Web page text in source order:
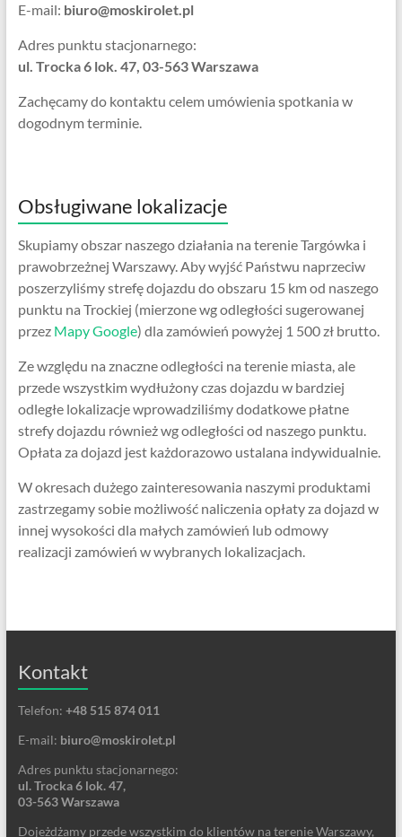
E-mail: biuro@moskirolet.pl
Adres punktu stacjonarnego:
ul. Trocka 6 lok. 47, 03-563 Warszawa
Zachęcamy do kontaktu celem umówienia spotkania w
dogodnym terminie.
Obsługiwane lokalizacje
Skupiamy obszar naszego działania na terenie Targówka i
prawobrzeżnej Warszawy. Aby wyjść Państwu naprzeciw
poszerzyliśmy strefę dojazdu do obszaru 15 km od naszego
punktu na Trockiej (mierzone wg odległości sugerowanej
przez Mapy Google) dla zamówień powyżej 1 500 zł brutto.
Ze względu na znaczne odległości na terenie miasta, ale
przede wszystkim wydłużony czas dojazdu w bardziej
odległe lokalizacje wprowadziliśmy dodatkowe płatne
strefy dojazdu również wg odległości od naszego punktu.
Opłata za dojazd jest każdorazowo ustalana indywidualnie.
W okresach dużego zainteresowania naszymi produktami
zastrzegamy sobie możliwość naliczenia opłaty za dojazd w
innej wysokości dla małych zamówień lub odmowy
realizacji zamówień w wybranych lokalizacjach.
Kontakt
Telefon: +48 515 874 011
E-mail: biuro@moskirolet.pl
Adres punktu stacjonarnego:
ul. Trocka 6 lok. 47,
03-563 Warszawa
Dojeżdżamy przede wszystkim do klientów na terenie Warszawy,